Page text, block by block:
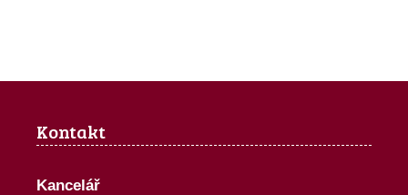
Kontakt
Kancelář